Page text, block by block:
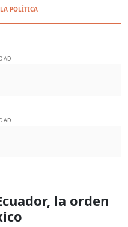
POLÍTICA
la orden